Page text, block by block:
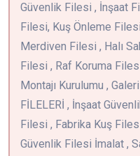
Güvenlik Filesi , İnşaat
Filesi, Kuş Önleme
Merdiven Filesi , Halı
Filesi , Raf Koruma
Montajı Kurulumu ,
FİLELERİ , İnşaat
Filesi , Fabrika Kuş
Güvenlik Filesi İmalat ,